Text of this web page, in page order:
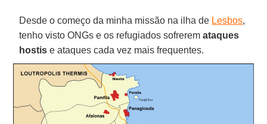
Desde o começo da minha missão na ilha de Lesbos,
tenho visto ONGs e os refugiados sofreremataques
hostis e ataques cada vez mais frequentes.